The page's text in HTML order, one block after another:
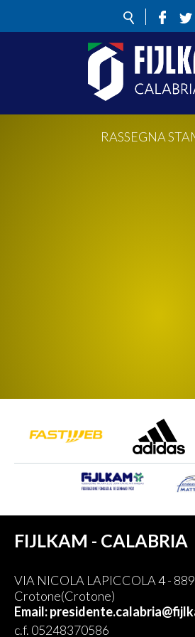
RASSEGNA
FIJLKAM - CALABRIA
VIA NICOLA LAPICCOLA 4 -
Crotone(Crotone)
Email:
c.f. 05248370586